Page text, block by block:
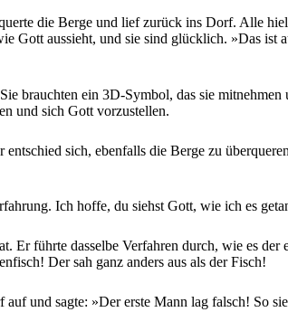
die Berge und lief zurück ins Dorf. Alle
Gott aussieht, und sie sind glücklich. »Das ist
brauchten ein 3D-Symbol, das sie
und sich Gott vorzustellen.
sich, ebenfalls die Berge zu
Ich hoffe, du siehst Gott, wie ich es
Er führte dasselbe Verfahren durch, wie es
Der sah ganz anders aus als der Fisch!
und sagte: »Der erste Mann lag falsch! So